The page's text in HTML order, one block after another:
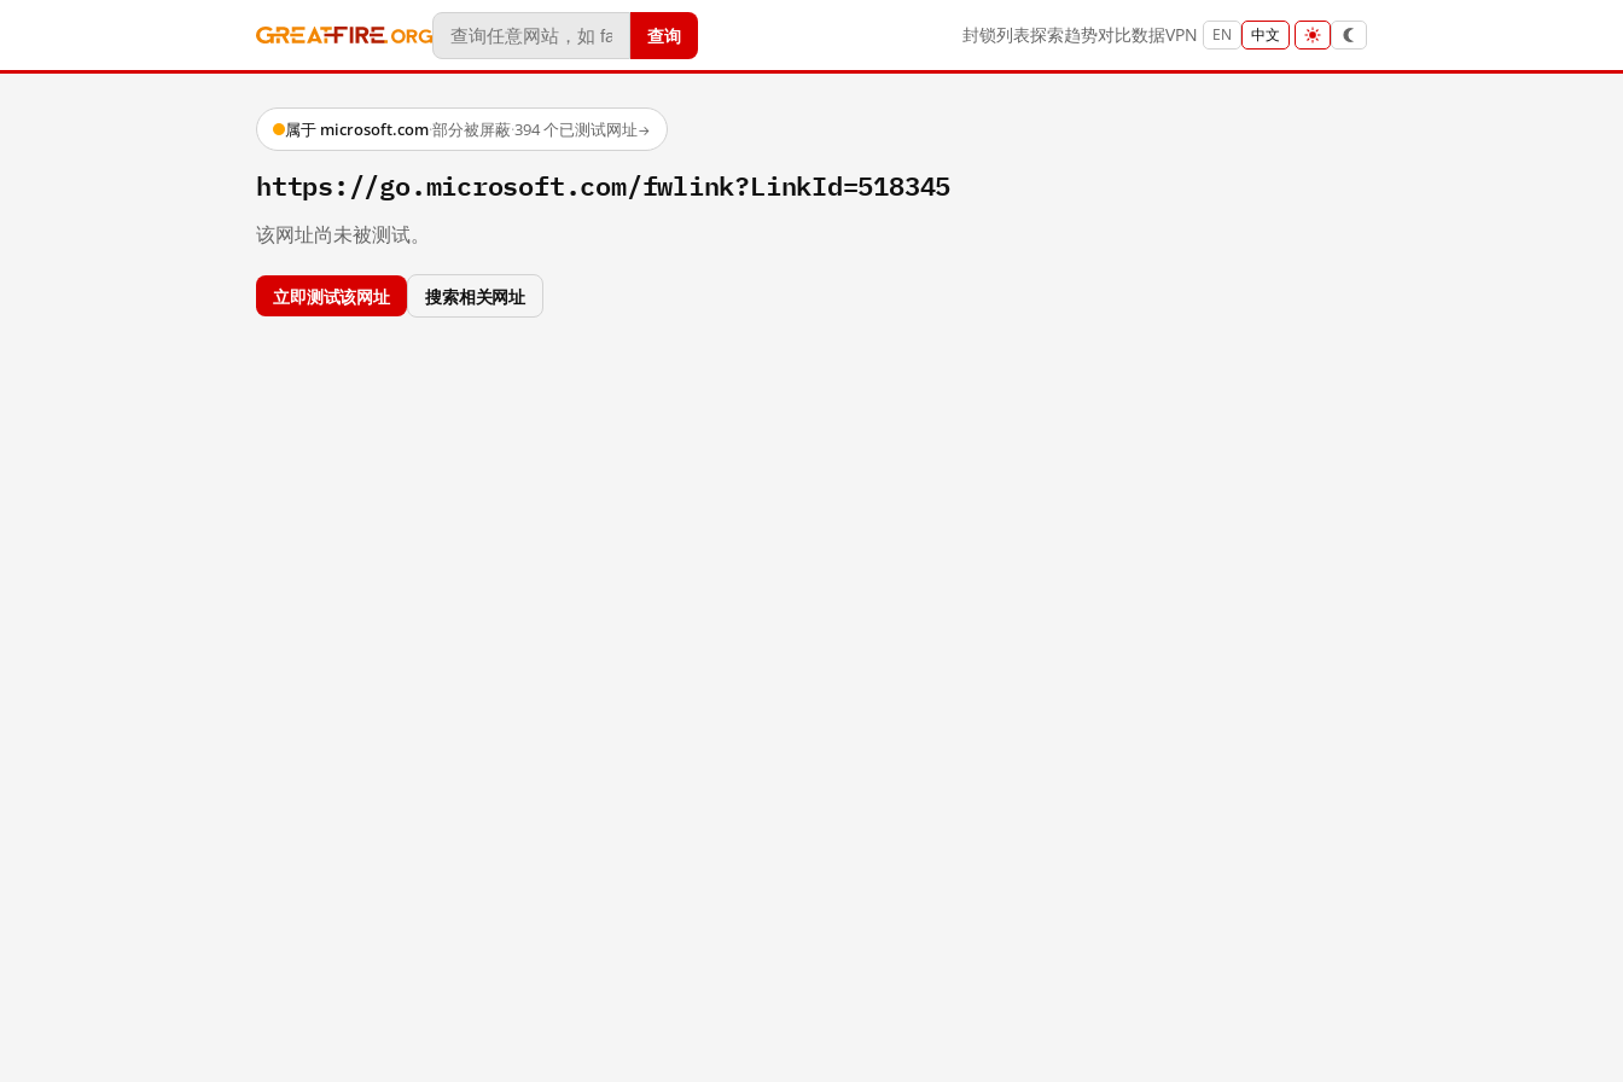
查询 封锁列表探索趋势对比数据VPN EN 中文
属于 microsoft.com·部分被屏蔽·394 个已测试网址→
https://go.microsoft.com/fwlink?LinkId=518345
该网址尚未被测试。
立即测试该网址 搜索相关网址